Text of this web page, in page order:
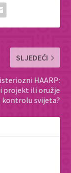
SLJEDEĆI
HAARP:
projekt ili oružje
kontrolu svijeta?